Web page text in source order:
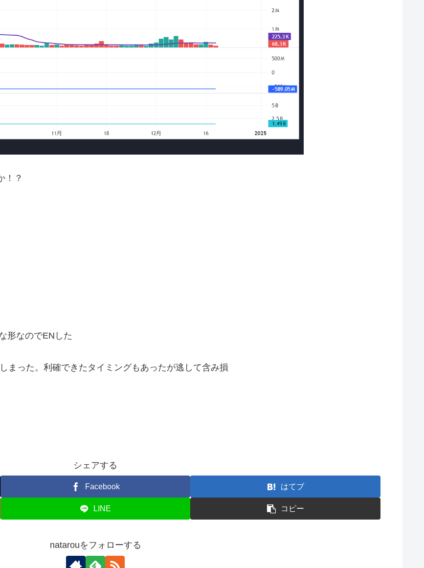
！？
形なのでENした
った。利確できたタイミングもあったが逃して含み損
シェアする
Facebook はてブ
LINE コピー
natarouをフォローする